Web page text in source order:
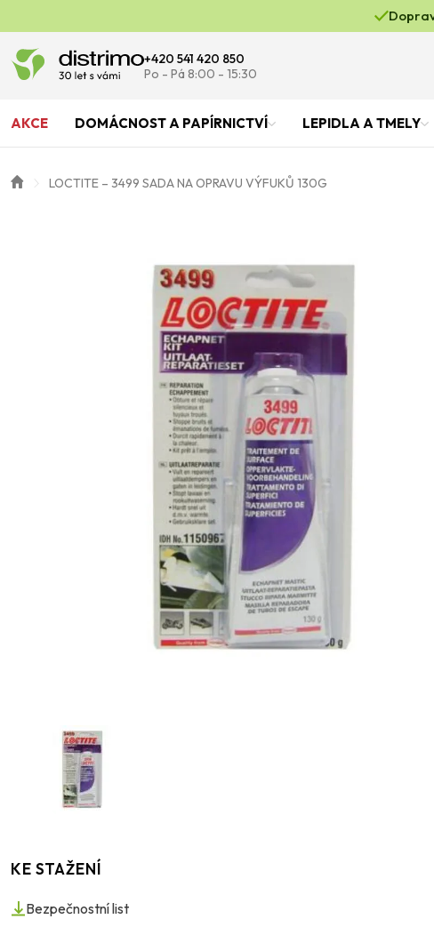
+420 541 420 850
Po - Pá 8:00 - 15:30
AKCE DOMÁCNOST A PAPÍRNICTVÍ LEPIDLA A TMELY
LOCTITE – 3499 SADA NA OPRAVU VÝFUKŮ 130G
KE STAŽENÍ
Bezpečnostní list